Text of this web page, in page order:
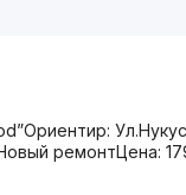
ремонтЦена: